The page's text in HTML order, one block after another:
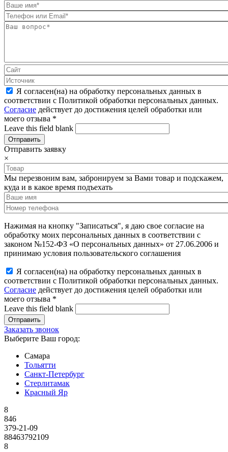
Я согласен(на) на обработку персональных данных в
соответствии с Политикой обработки персональных данных.
Согласие действует до достижения целей обработки или
моего отзыва *
Leave this field blank
Отправить заявку
×
Мы перезвоним вам, забронируем за Вами товар и подскажем,
куда и в какое время подъехать
Нажимая на кнопку "Записаться", я даю свое согласие на
обработку моих персональных данных в соответствии с
законом №152-ФЗ «О персональных данных» от 27.06.2006 и
принимаю условия пользовательского соглашения
Я согласен(на) на обработку персональных данных в
соответствии с Политикой обработки персональных данных.
Согласие действует до достижения целей обработки или
моего отзыва *
Leave this field blank
Заказать звонок
Выберите Ваш город:
Самара
Тольятти
Санкт-Петербург
Стерлитамак
Красный Яр
8
846
379-21-09
88463792109
8